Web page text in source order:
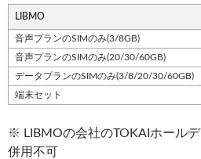
LIBMO
音声プランのSIMのみ(3/8GB)
音声プランのSIMのみ(20/30/60GB)
データプランのSIMのみ(3/8/20/30/60GB)
端末セット
※ LIBMOの会社のTOKAIホール
併用不可